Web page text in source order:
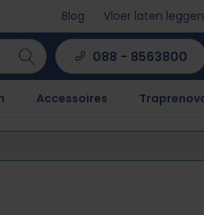
Blog Vloer laten leggen
088 - 8563800
Accessoires